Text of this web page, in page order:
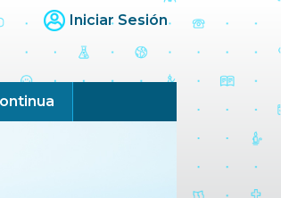
Iniciar Sesión